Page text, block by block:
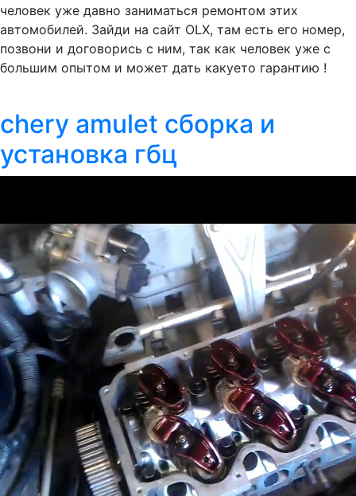
человек уже давно заниматься ремонтом этих
автомобилей. Зайди на сайт ОLX, там есть его номер,
позвони и договорись с ним, так как человек уже с
большим опытом и может дать какуето гарантию !
chery amulet сборка и
установка гбц